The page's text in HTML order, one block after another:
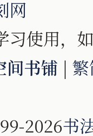
网
习使用，
间书铺 |
2026书